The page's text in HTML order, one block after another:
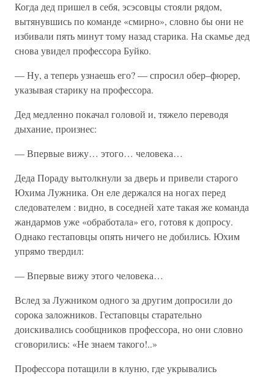
Когда дед пришел в себя, эсэсовцы стояли рядом,
вытянувшись по команде «смирно», словно бы они не
избивали пять минут тому назад старика. На скамье дед
снова увидел профессора Буйко.
— Ну, а теперь узнаешь его? — спросил обер–фюрер,
указывая старику на профессора.
Дед медленно покачал головой и, тяжело переводя
дыхание, произнес:
— Впервые вижу… этого… человека…
Деда Пораду вытолкнули за дверь и привели старого
Юхима Лужника. Он еле держался на ногах перед
следователем : видно, в соседней хате такая же команда
жандармов уже «обработала» его, готовя к допросу.
Однако гестаповцы опять ничего не добились. Юхим
упрямо твердил:
— Впервые вижу этого человека…
Вслед за Лужником одного за другим допросили до
сорока заложников. Гестаповцы старательно
доискивались сообщников профессора, но они словно
сговорились: «Не знаем такого!..»
Профессора потащили в клуню, где укрывались